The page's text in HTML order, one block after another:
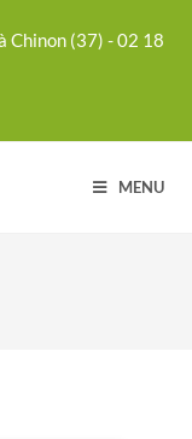
Chinon (37) - 02 18
MENU